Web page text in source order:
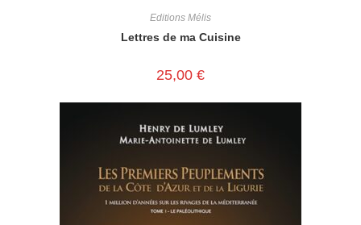
Editions Mélis
Lettres de ma Cuisine
25,00 €